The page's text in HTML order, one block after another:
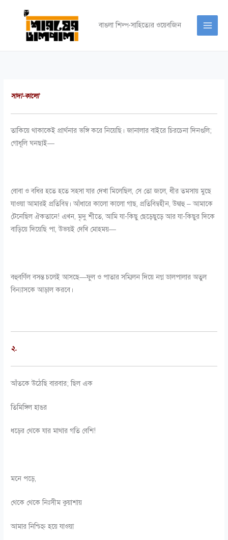
বাঙলা শিল্প-সাহিত্যের ওয়েবজিন
সাদা-কালো
তাকিয়ে থাকাকেই প্রার্থনার ভঙ্গি করে নিয়েছি। জানালার বাইরে চিরচেনা দিনগুলি;
গোধূলি ঘনছাই—
বোবা ও বধির হতে হতে সহসা যার দেখা মিলেছিল, সে তো জলে, ধীর তমসায় মুছে
যাওয়া আমারই প্রতিবিম্ব। আঁধারে কালো কালো গাছ, প্রতিবিম্বহীন, উদ্বাহু – আমাকে
টেনেছিল ঐকতানে! এখন, মৃদু শীতে, আমি যা-কিছু ছেড়েছুড়ে আর যা-কিছুর দিকে
বাড়িয়ে দিয়েছি পা, উভয়ই দেখি মোহময়—
বহুবর্ণিল বসন্ত চলেই আসছে—ফুল ও পাতার সম্মিলন দিয়ে নগ্ন ডালপালার অতুল
বিন্যাসকে আড়াল করবে।
২.
আঁতকে উঠেছি বারবার; ছিল এক
তিমিঙ্গিল হাঙর
ধড়ের থেকে যার মাথার গতি বেশি!
মনে পড়ে,
থেকে থেকে নিঃসীম কুয়াশায়
আমার নিশ্চিহ্ন হয়ে যাওয়া